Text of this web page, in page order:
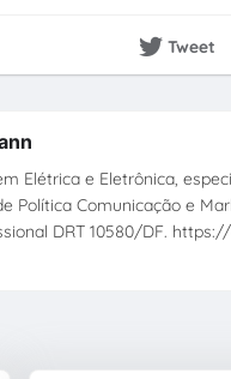
Tweet
Elétrica e Eletrônica,
Política Comunicação e
DRT 10580/DF.